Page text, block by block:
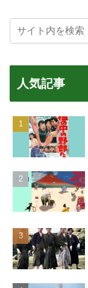
人気記事